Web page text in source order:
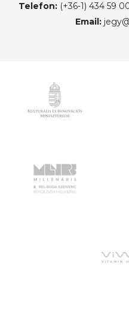
Telefon: (+36-1) 434 59
Email: